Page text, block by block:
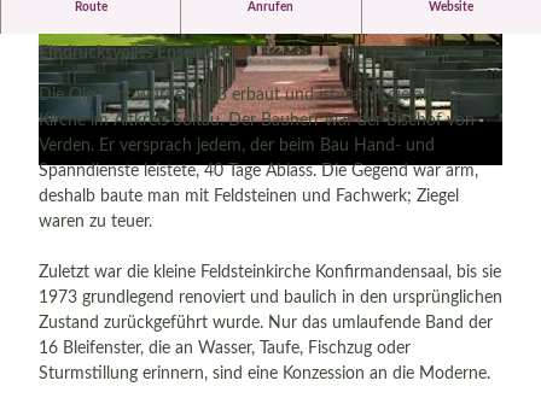
i
d
e
o
a
b
s
i
e
l
e
n
© Bispingen Touristik/Florian Busch |
CC-BY-SA
© Bispingen Touristik/Florian Busch |
CC-BY-SA
Route Anrufen Website
"Ole Kerk" - älteste Kirche im Altkreis Soltau
Eindrucksvolles Ensemble
Die Ole Kerk wurde 1353 erbaut und ist damit die älteste
Kirche im Altkreis Soltau. Der Bauherr war der Bischof von
Verden. Er versprach jedem, der beim Bau Hand- und
Spanndienste leistete, 40 Tage Ablass. Die Gegend war arm,
deshalb baute man mit Feldsteinen und Fachwerk; Ziegel
waren zu teuer.
Zuletzt war die kleine Feldsteinkirche Konfirmandensaal, bis sie
1973 grundlegend renoviert und baulich in den ursprünglichen
Zustand zurückgeführt wurde. Nur das umlaufende Band der
16 Bleifenster, die an Wasser, Taufe, Fischzug oder
Sturmstillung erinnern, sind eine Konzession an die Moderne.